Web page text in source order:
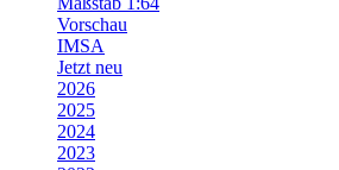
Vorschau
IMSA
Jetzt neu
2026
2025
2024
2023